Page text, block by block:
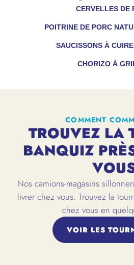
CHORIZO À
CERVELLES DE
POITRINE DE PORC
SAUCISSONS À
COMMENT
TROUVEZ LA
BANQUIZ
Nos camions-magasins
livrer chez vous. Trouvez la
chez vous en
VOIR LES